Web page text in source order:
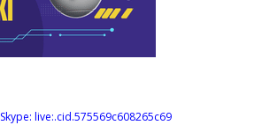
Skype: live:.cid.575569c608265c69